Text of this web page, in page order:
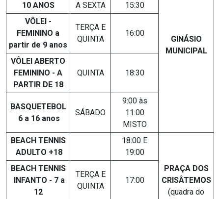
GINÁSIO
MUNICIPAL
10 ANOS
A SEXTA
15:30
VÔLEI -
FEMININO a
partir de 9 anos
TERÇA E
QUINTA
16:00
VÔLEI ABERTO
FEMININO - A
PARTIR DE 18
QUINTA 18:30
BASQUETEBOL
6 a 16 anos
SÁBADO
9:00 às
11:00
MISTO
BEACH TENNIS
ADULTO +18
18:00 E
19:00
PRAÇA DOS
CRISÂTEMOS
(quadra do
BEACH TENNIS
INFANTO - 7 a
12
TERÇA E
QUINTA
17:00